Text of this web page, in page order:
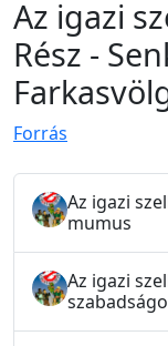
Az igazi
Rész -
Forrás
Az igazi
mumus
Az igazi